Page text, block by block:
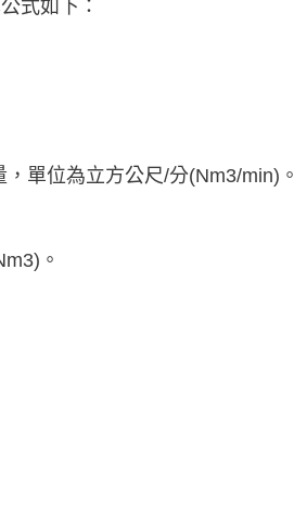
式如下：
單位為立方公尺/分(Nm3/min)。
。